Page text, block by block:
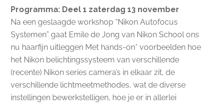
Programma: Deel 1 zaterdag 13 november
Na een geslaagde workshop “Nikon Autofocus
Systemen” gaat Emile de Jong van Nikon School ons
nu haarfijn uitleggen Met hands-on* voorbeelden hoe
het Nikon belichtingssysteem van verschillende
(recente) Nikon series camera’s in elkaar zit, de
verschillende lichtmeetmethodes, wat de diverse
instellingen bewerkstelligen, hoe je er in allerlei